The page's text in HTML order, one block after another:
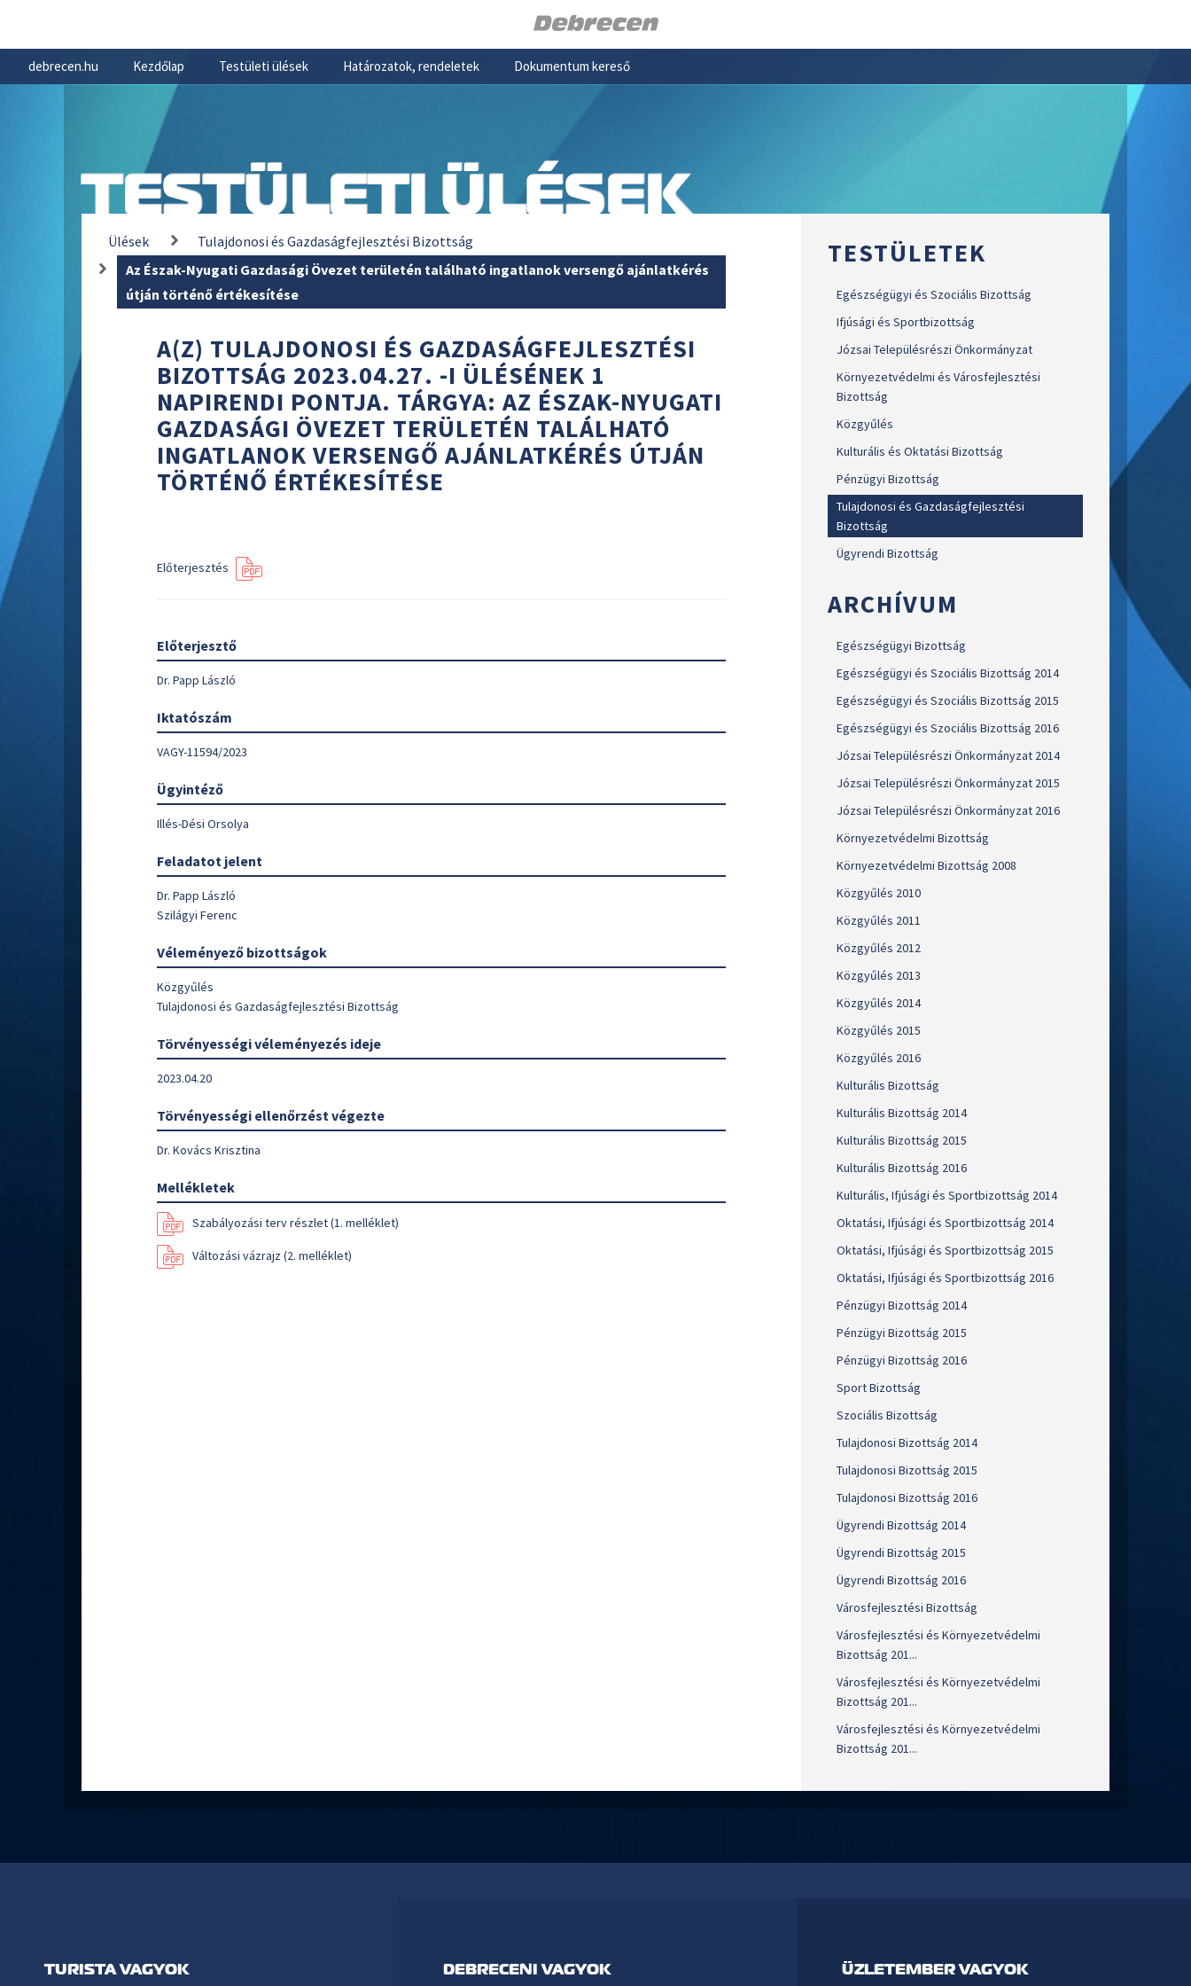
debrecen.hu Kezdőlap Testületi ülések Határozatok, rendeletek Dokumentum kereső
TESTÜLETI ÜLÉSEK
Ülések
Tulajdonosi és Gazdaságfejlesztési Bizottság
Az Észak-Nyugati Gazdasági Övezet területén található ingatlanok versengő ajánlatkérés
útján történő értékesítése
A(Z) TULAJDONOSI ÉS GAZDASÁGFEJLESZTÉSI
BIZOTTSÁG 2023.04.27. -I ÜLÉSÉNEK 1
NAPIRENDI PONTJA. TÁRGYA: AZ ÉSZAK-NYUGATI
GAZDASÁGI ÖVEZET TERÜLETÉN TALÁLHATÓ
INGATLANOK VERSENGŐ AJÁNLATKÉRÉS ÚTJÁN
TÖRTÉNŐ ÉRTÉKESÍTÉSE
Előterjesztés
Előterjesztő
Dr. Papp László
Iktatószám
VAGY-11594/2023
Ügyintéző
Illés-Dési Orsolya
Feladatot jelent
Dr. Papp László
Szilágyi Ferenc
Véleményező bizottságok
Közgyűlés
Tulajdonosi és Gazdaságfejlesztési Bizottság
Törvényességi véleményezés ideje
2023.04.20
Törvényességi ellenőrzést végezte
Dr. Kovács Krisztina
Mellékletek
Szabályozási terv részlet (1. melléklet)
Változási vázrajz (2. melléklet)
TESTÜLETEK
Egészségügyi és Szociális Bizottság
Ifjúsági és Sportbizottság
Józsai Településrészi Önkormányzat
Környezetvédelmi és Városfejlesztési
Bizottság
Közgyűlés
Kulturális és Oktatási Bizottság
Pénzügyi Bizottság
Tulajdonosi és Gazdaságfejlesztési
Bizottság
Ügyrendi Bizottság
ARCHÍVUM
Egészségügyi Bizottság
Egészségügyi és Szociális Bizottság 2014
Egészségügyi és Szociális Bizottság 2015
Egészségügyi és Szociális Bizottság 2016
Józsai Településrészi Önkormányzat 2014
Józsai Településrészi Önkormányzat 2015
Józsai Településrészi Önkormányzat 2016
Környezetvédelmi Bizottság
Környezetvédelmi Bizottság 2008
Közgyűlés 2010
Közgyűlés 2011
Közgyűlés 2012
Közgyűlés 2013
Közgyűlés 2014
Közgyűlés 2015
Közgyűlés 2016
Kulturális Bizottság
Kulturális Bizottság 2014
Kulturális Bizottság 2015
Kulturális Bizottság 2016
Kulturális, Ifjúsági és Sportbizottság 2014
Oktatási, Ifjúsági és Sportbizottság 2014
Oktatási, Ifjúsági és Sportbizottság 2015
Oktatási, Ifjúsági és Sportbizottság 2016
Pénzügyi Bizottság 2014
Pénzügyi Bizottság 2015
Pénzügyi Bizottság 2016
Sport Bizottság
Szociális Bizottság
Tulajdonosi Bizottság 2014
Tulajdonosi Bizottság 2015
Tulajdonosi Bizottság 2016
Ügyrendi Bizottság 2014
Ügyrendi Bizottság 2015
Ügyrendi Bizottság 2016
Városfejlesztési Bizottság
Városfejlesztési és Környezetvédelmi
Bizottság 201...
Városfejlesztési és Környezetvédelmi
Bizottság 201...
Városfejlesztési és Környezetvédelmi
Bizottság 201...
TURISTA VAGYOK DEBRECENI VAGYOK ÜZLETEMBER VAGYOK